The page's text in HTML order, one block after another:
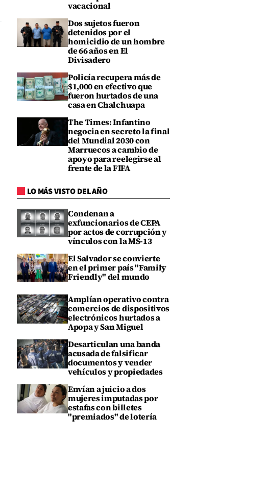
vacacional
Dos sujetos fueron
detenidos por el
homicidio de un hombre
de 66 años en El
Divisadero
Policía recupera más de
$1,000 en efectivo que
fueron hurtados de una
casa en Chalchuapa
The Times: Infantino
negocia en secreto la final
del Mundial 2030 con
Marruecos a cambio de
apoyo para reelegirse al
frente de la FIFA
LO MÁS VISTO DEL AÑO
Condenan a
exfuncionarios de CEPA
por actos de corrupción y
vínculos con la MS-13
El Salvador se convierte
en el primer país "Family
Friendly" del mundo
Amplían operativo contra
comercios de dispositivos
electrónicos hurtados a
Apopa y San Miguel
Desarticulan una banda
acusada de falsificar
documentos y vender
vehículos y propiedades
Envían a juicio a dos
mujeres imputadas por
estafas con billetes
"premiados" de lotería